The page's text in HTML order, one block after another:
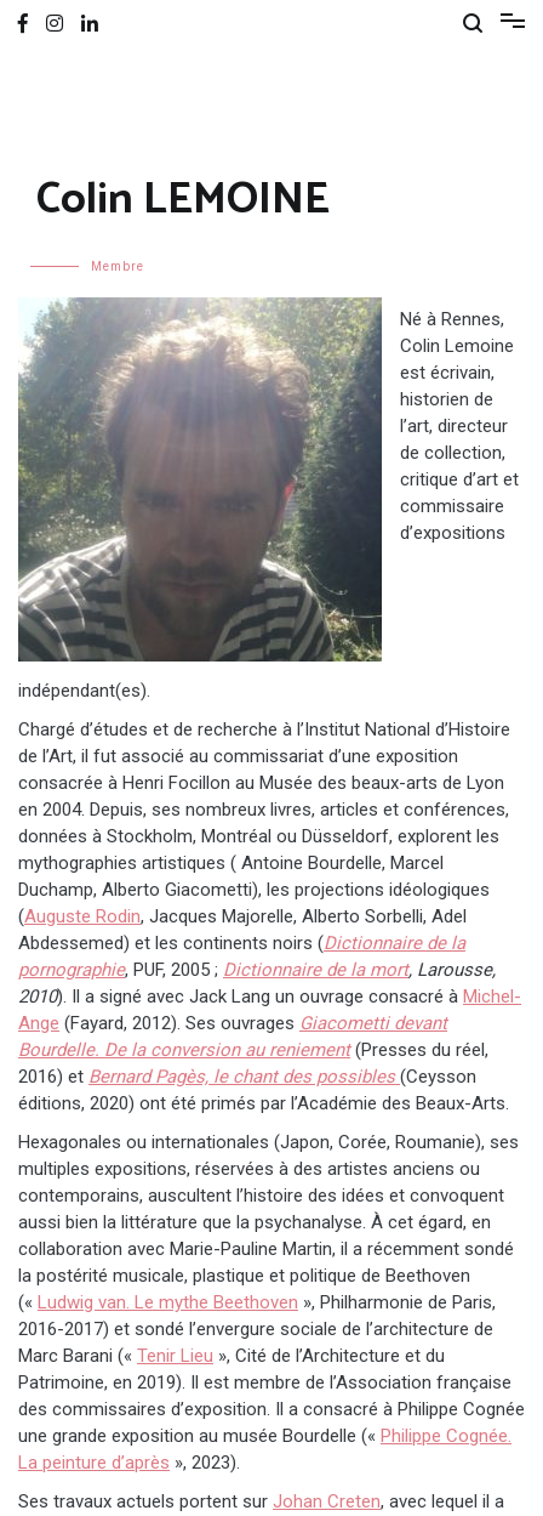
Colin LEMOINE
Membre
Né à Rennes,
Colin Lemoine
est écrivain,
historien de
l’art, directeur
de collection,
critique d’art et
commissaire
d’expositions
indépendant(es).
Chargé d’études et de recherche à l’Institut National d’Histoire
de l’Art, il fut associé au commissariat d’une exposition
consacrée à Henri Focillon au Musée des beaux-arts de Lyon
en 2004. Depuis, ses nombreux livres, articles et conférences,
données à Stockholm, Montréal ou Düsseldorf, explorent les
mythographies artistiques ( Antoine Bourdelle, Marcel
Duchamp, Alberto Giacometti), les projections idéologiques
(Auguste Rodin, Jacques Majorelle, Alberto Sorbelli, Adel
Abdessemed) et les continents noirs (Dictionnaire de la
pornographie, PUF, 2005 ; Dictionnaire de la mort, Larousse,
2010). Il a signé avec Jack Lang un ouvrage consacré à Michel-
Ange (Fayard, 2012). Ses ouvrages Giacometti devant
Bourdelle. De la conversion au reniement (Presses du réel,
2016) et Bernard Pagès, le chant des possibles (Ceysson
éditions, 2020) ont été primés par l’Académie des Beaux-Arts.
Hexagonales ou internationales (Japon, Corée, Roumanie), ses
multiples expositions, réservées à des artistes anciens ou
contemporains, auscultent l’histoire des idées et convoquent
aussi bien la littérature que la psychanalyse. À cet égard, en
collaboration avec Marie-Pauline Martin, il a récemment sondé
la postérité musicale, plastique et politique de Beethoven
(« Ludwig van. Le mythe Beethoven », Philharmonie de Paris,
2016-2017) et sondé l’envergure sociale de l’architecture de
Marc Barani (« Tenir Lieu », Cité de l’Architecture et du
Patrimoine, en 2019). Il est membre de l’Association française
des commissaires d’exposition. Il a consacré à Philippe Cognée
une grande exposition au musée Bourdelle (« Philippe Cognée.
La peinture d’après », 2023).
Ses travaux actuels portent sur Johan Creten, avec lequel il a